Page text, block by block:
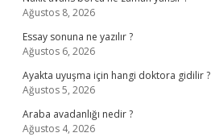
Ağustos 8, 2026
Essay sonuna ne yazılır ?
Ağustos 6, 2026
Ayakta uyuşma için hangi doktora gidilir ?
Ağustos 5, 2026
Araba avadanlığı nedir ?
Ağustos 4, 2026